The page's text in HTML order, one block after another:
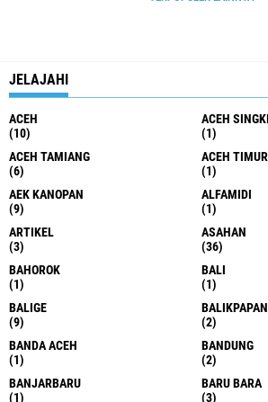
Sejumlah Pulau-Pulau Milik Pemko
Sertifikasi Aset
Mewujudkan Masyarakat Sadar Hak
Asasi Manusia Melalui Implementasi
P5HAM
TERPOPULER LAINNYA